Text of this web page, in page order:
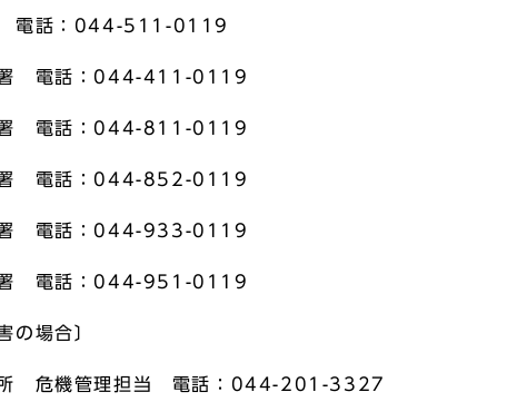
電話：044-511-0119
署 電話：044-411-0119
署 電話：044-811-0119
署 電話：044-852-0119
署 電話：044-933-0119
署 電話：044-951-0119
の場合〕
所 危機管理担当 電話：044-201-3327